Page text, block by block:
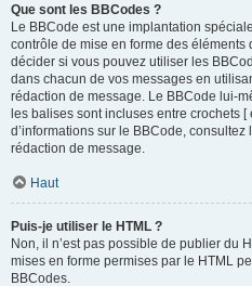
Que sont les BBCodes ?
Le BBCode est une implantation
contrôle de mise en forme des éléments
décider si vous pouvez utiliser les
dans chacun de vos messages en
rédaction de message. Le BBCode lui-
les balises sont incluses entre crochets [
d’informations sur le BBCode,
rédaction de message.
Haut
Puis-je utiliser le HTML ?
Non, il n’est pas possible de publier du
mises en forme permises par le HTML
BBCodes.